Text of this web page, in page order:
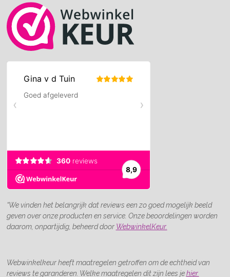
“We vinden het belangrijk dat reviews een zo goed mogelijk beeld
geven over onze producten en service. Onze beoordelingen worden
daarom, onpartijdig, beheerd door WebwinkelKeur.
Webwinkelkeur heeft maatregelen getroffen om de echtheid van
reviews te garanderen. Welke maatregelen dit zijn lees je hier.